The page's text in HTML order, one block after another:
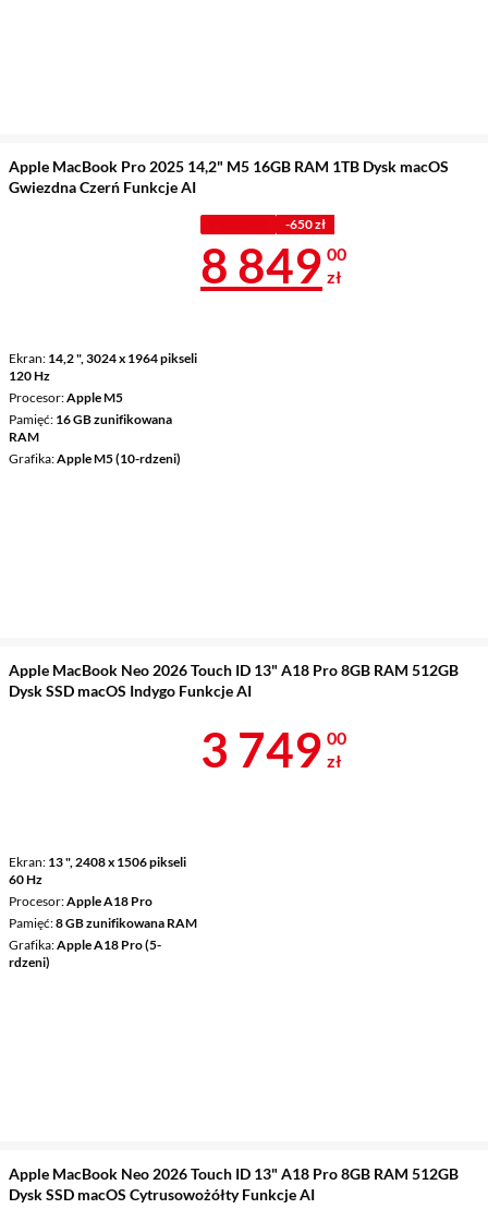
Apple MacBook Pro 2025 14,2" M5 16GB RAM 1TB Dysk macOS
Gwiezdna Czerń Funkcje AI
Ekran 14,2 ", 3024 x 1964 pikseli
120 Hz
Procesor Apple M5
Pamięć 16 GB zunifikowana
RAM
Grafika Apple M5 (10-rdzeni)
-650 zł
Cena 8 849 zł
8 849 00
zł
Apple MacBook Neo 2026 Touch ID 13" A18 Pro 8GB RAM 512GB
Dysk SSD macOS Indygo Funkcje AI
Ekran 13 ", 2408 x 1506 pikseli
60 Hz
Procesor Apple A18 Pro
Pamięć 8 GB zunifikowana RAM
Grafika Apple A18 Pro (5-
rdzeni)
Cena 3 749 zł
3 749 00
zł
Apple MacBook Neo 2026 Touch ID 13" A18 Pro 8GB RAM 512GB
Dysk SSD macOS Cytrusowożółty Funkcje AI